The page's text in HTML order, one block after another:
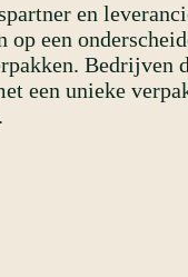
en
een
Bedrijven
een unieke